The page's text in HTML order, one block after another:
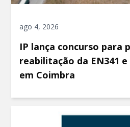
ago 4, 2026
IP lança concurso para
reabilitação da EN341
em Coimbra